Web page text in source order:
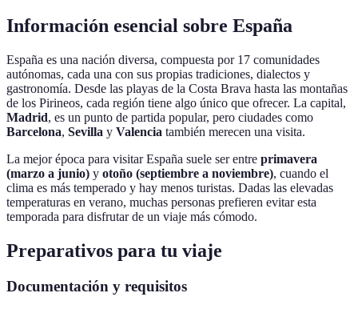
Información esencial sobre España
España es una nación diversa, compuesta por 17 comunidades
autónomas, cada una con sus propias tradiciones, dialectos y
gastronomía. Desde las playas de la Costa Brava hasta las montañas
de los Pirineos, cada región tiene algo único que ofrecer. La capital,
Madrid, es un punto de partida popular, pero ciudades como
Barcelona, Sevilla y Valencia también merecen una visita.
La mejor época para visitar España suele ser entre primavera
(marzo a junio) y otoño (septiembre a noviembre), cuando el
clima es más temperado y hay menos turistas. Dadas las elevadas
temperaturas en verano, muchas personas prefieren evitar esta
temporada para disfrutar de un viaje más cómodo.
Preparativos para tu viaje
Documentación y requisitos